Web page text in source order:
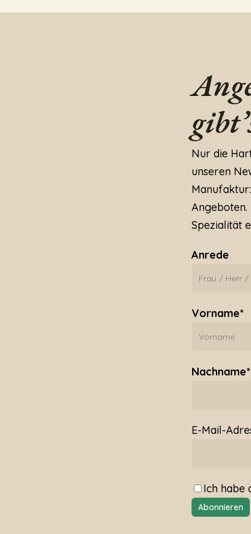
Nur die
unseren
Spezialität
Anrede
Vorname*
Nachname*
E-Mail-
Ich habe